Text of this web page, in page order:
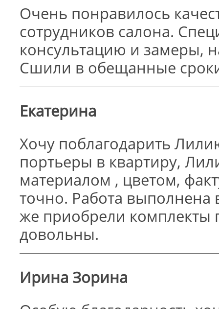
Очень понравилось
сотрудников салона.
консультацию и замеры,
Сшили в обещанные
Екатерина
Хочу поблагодарить
портьеры в квартиру,
материалом , цветом,
точно. Работа выполнена
же приобрели комплекты
довольны.
Ирина Зорина